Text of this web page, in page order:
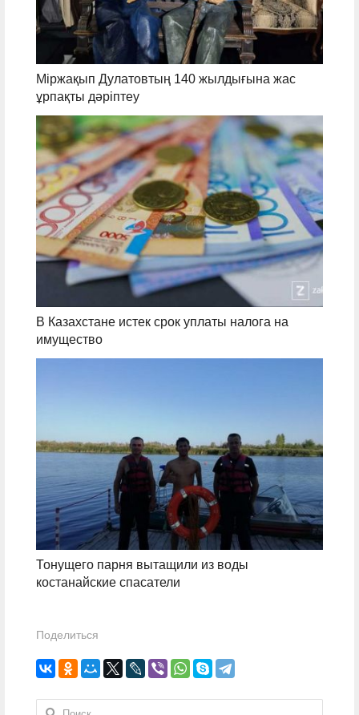
Міржақып Дулатовтың 140 жылдығына жас
ұрпақты дәріптеу
В Казахстане истек срок уплаты налога на
имущество
Тонущего парня вытащили из воды
костанайские спасатели
Поделиться
Найти: